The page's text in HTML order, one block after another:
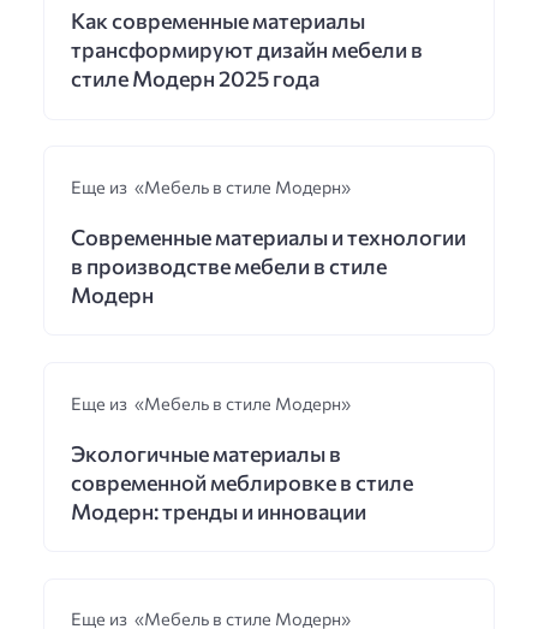
Как современные материалы
трансформируют дизайн мебели в
стиле Модерн 2025 года
Еще из «Мебель в стиле Модерн»
Современные материалы и технологии
в производстве мебели в стиле
Модерн
Еще из «Мебель в стиле Модерн»
Экологичные материалы в
современной меблировке в стиле
Модерн: тренды и инновации
Еще из «Мебель в стиле Модерн»